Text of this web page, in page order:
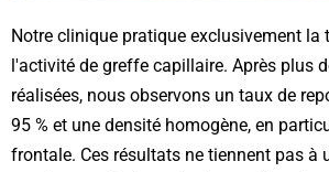
Notre clinique pratique exclusivement la
l'activité de greffe capillaire. Après plus
réalisées, nous observons un taux de
95 % et une densité homogène, en
frontale. Ces résultats ne tiennent pas à